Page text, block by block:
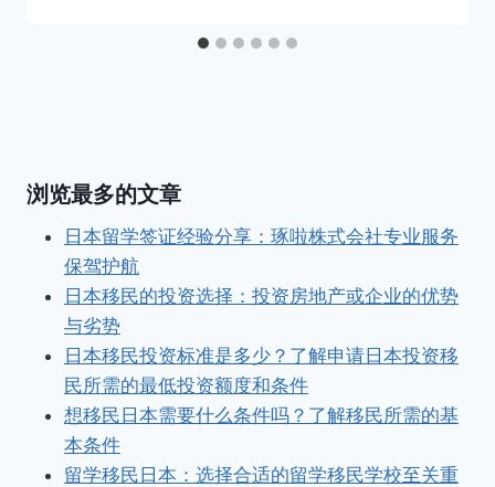
浏览最多的文章
日本留学签证经验分享：琢啦株式会社专业服务
保驾护航
日本移民的投资选择：投资房地产或企业的优势
与劣势
日本移民投资标准是多少？了解申请日本投资移
民所需的最低投资额度和条件
想移民日本需要什么条件吗？了解移民所需的基
本条件
留学移民日本：选择合适的留学移民学校至关重